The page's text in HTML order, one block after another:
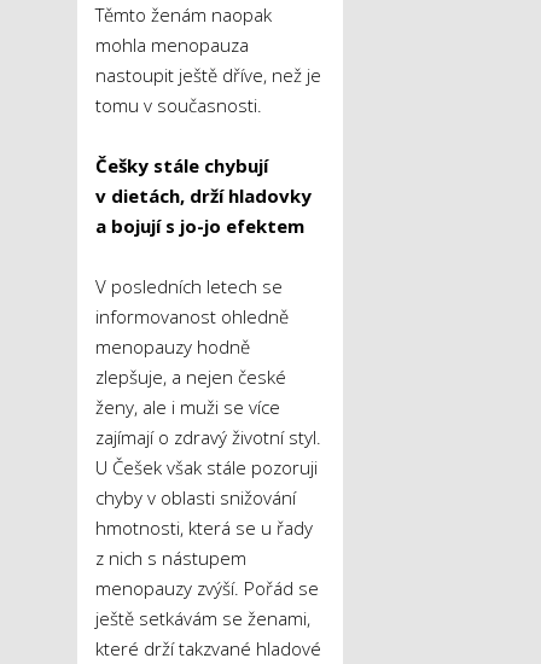
Těmto ženám naopak
mohla menopauza
nastoupit ještě dříve, než je
tomu v současnosti.
Češky stále chybují
v dietách, drží hladovky
a bojují s jo-jo efektem
V posledních letech se
informovanost ohledně
menopauzy hodně
zlepšuje, a nejen české
ženy, ale i muži se více
zajímají o zdravý životní styl.
U Češek však stále pozoruji
chyby v oblasti snižování
hmotnosti, která se u řady
z nich s nástupem
menopauzy zvýší. Pořád se
ještě setkávám se ženami,
které drží takzvané hladové